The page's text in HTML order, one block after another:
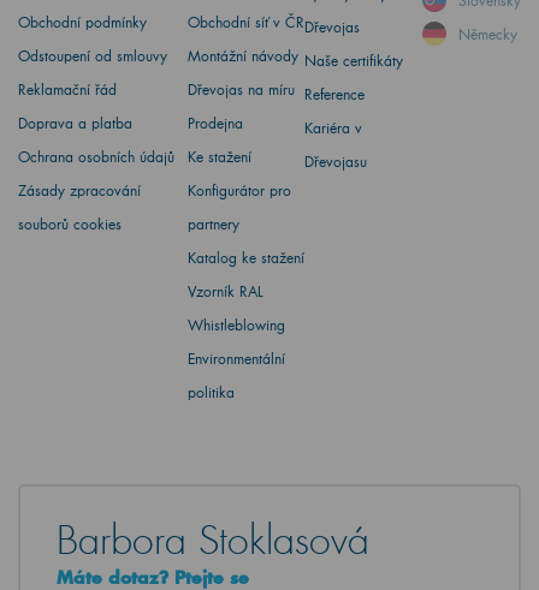
Obchodní podmínky
Odstoupení od smlouvy
Reklamační řád
Doprava a platba
Ochrana osobních údajů
Zásady zpracování
souborů cookies
Obchodní síť v ČR
Montážní návody
Dřevojas na míru
Prodejna
Ke stažení
Konfigurátor pro
partnery
Katalog ke stažení
Vzorník RAL
Whistleblowing
Environmentální
politika
Dřevojas
Naše certifikáty
Reference
Kariéra v
Dřevojasu
Německy
Barbora Stoklasová
Máte dotaz? Ptejte se